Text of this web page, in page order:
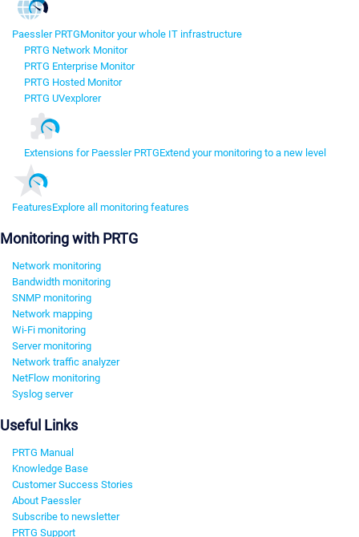
Paessler PRTGMonitor your whole IT infrastructure
PRTG Network Monitor
PRTG Enterprise Monitor
PRTG Hosted Monitor
PRTG UVexplorer
Extensions for Paessler PRTGExtend your monitoring to a new level
FeaturesExplore all monitoring features
Monitoring with PRTG
Network monitoring
Bandwidth monitoring
SNMP monitoring
Network mapping
Wi-Fi monitoring
Server monitoring
Network traffic analyzer
NetFlow monitoring
Syslog server
Useful Links
PRTG Manual
Knowledge Base
Customer Success Stories
About Paessler
Subscribe to newsletter
PRTG Support